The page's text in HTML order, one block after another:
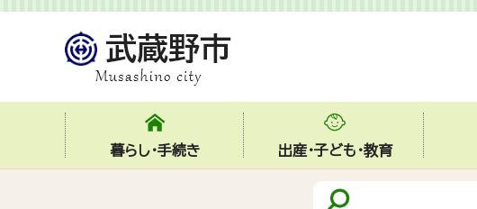
暮らし・手続き 出産・子ども・教育